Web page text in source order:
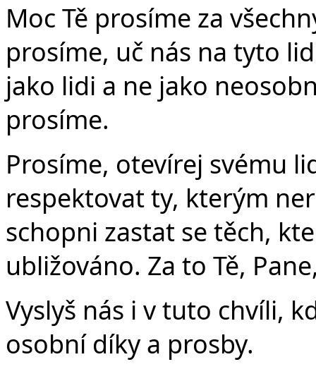
Moc Tě prosíme za
prosíme, uč nás na tyto
jako lidi a ne jako
prosíme.
Prosíme, otevírej svému
respektovat ty, kterým
schopni zastat se těch,
ubližováno. Za to Tě,
Vyslyš nás i v tuto chvíli,
osobní díky a prosby.